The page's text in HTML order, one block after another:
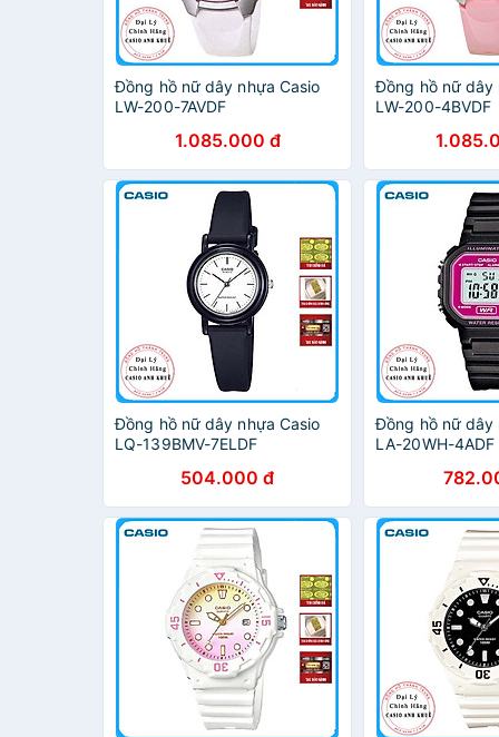
Đồng hồ nữ dây nhựa Casio
LW-200-7AVDF
1.085.000 đ
Đồng hồ nữ dây
LW-200-4BVDF
Đồng hồ nữ dây nhựa Casio
LQ-139BMV-7ELDF
504.000 đ
Đồng hồ nữ dây
LA-20WH-4ADF